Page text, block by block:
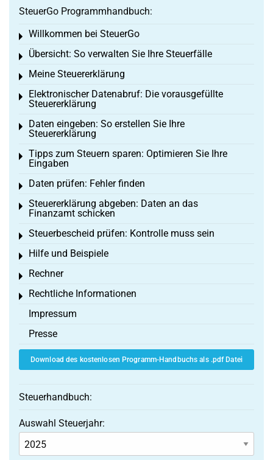
SteuerGo Programmhandbuch:
Willkommen bei SteuerGo
Toggle menu
Übersicht: So verwalten Sie Ihre Steuerfälle
Toggle menu
Meine Steuererklärung
Toggle menu
Elektronischer Datenabruf: Die vorausgefüllte
Steuererklärung
Toggle menu
Daten eingeben: So erstellen Sie Ihre
Steuererklärung
Toggle menu
Tipps zum Steuern sparen: Optimieren Sie Ihre
Eingaben
Toggle menu
Daten prüfen: Fehler finden
Toggle menu
Steuererklärung abgeben: Daten an das
Finanzamt schicken
Toggle menu
Steuerbescheid prüfen: Kontrolle muss sein
Toggle menu
Hilfe und Beispiele
Toggle menu
Rechner
Toggle menu
Rechtliche Informationen
Toggle menu
Impressum
Presse
Download des kostenlosen Programm-Handbuchs als .pdf Datei
Steuerhandbuch:
Auswahl Steuerjahr: